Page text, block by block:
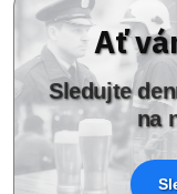
Ať
Sledujte
na